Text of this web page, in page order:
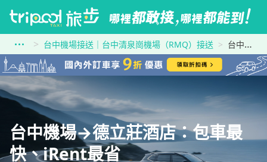
台中機場接送｜台中清泉崗機場（RMQ）接送 台中機場到德立莊酒店
台中機場→德立莊酒店：包車最
快、iRent最省